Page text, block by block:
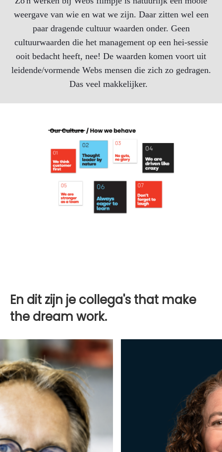
weergave van wie en wat we zijn. Daar zitten wel een
paar dragende cultuur waarden onder. Geen
cultuurwaarden die het management op een hei-sessie
ooit bedacht heeft, nee! De waarden komen voort uit
leidende/vormende Webs mensen die zich zo gedragen.
Das veel makkelijker.
En dit zijn je collega's that make
the dream work.